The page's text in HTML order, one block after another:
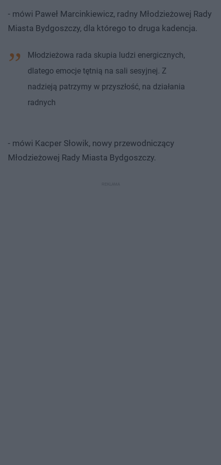
- mówi Paweł Marcinkiewicz, radny Młodzieżowej Rady
Miasta Bydgoszczy, dla którego to druga kadencja.
Młodzieżowa rada skupia ludzi energicznych,
dlatego emocje tętnią na sali sesyjnej. Z
nadzieją patrzymy w przyszłość, na działania
radnych
- mówi Kacper Słowik, nowy przewodniczący
Młodzieżowej Rady Miasta Bydgoszczy.